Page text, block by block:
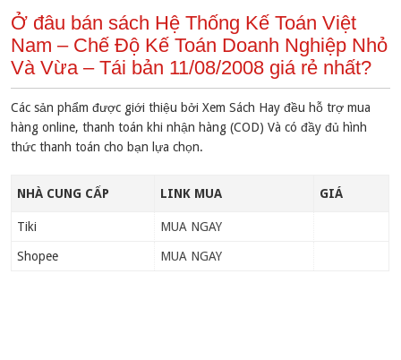
Ở đâu bán sách Hệ Thống Kế Toán Việt
Nam – Chế Độ Kế Toán Doanh Nghiệp Nhỏ
Và Vừa – Tái bản 11/08/2008 giá rẻ nhất?
Các sản phẩm được giới thiệu bởi Xem Sách Hay đều hỗ trợ mua
hàng online, thanh toán khi nhận hàng (COD) Và có đầy đủ hình
thức thanh toán cho bạn lựa chọn.
NHÀ CUNG CẤP LINK MUA GIÁ
Tiki MUA NGAY
Shopee MUA NGAY